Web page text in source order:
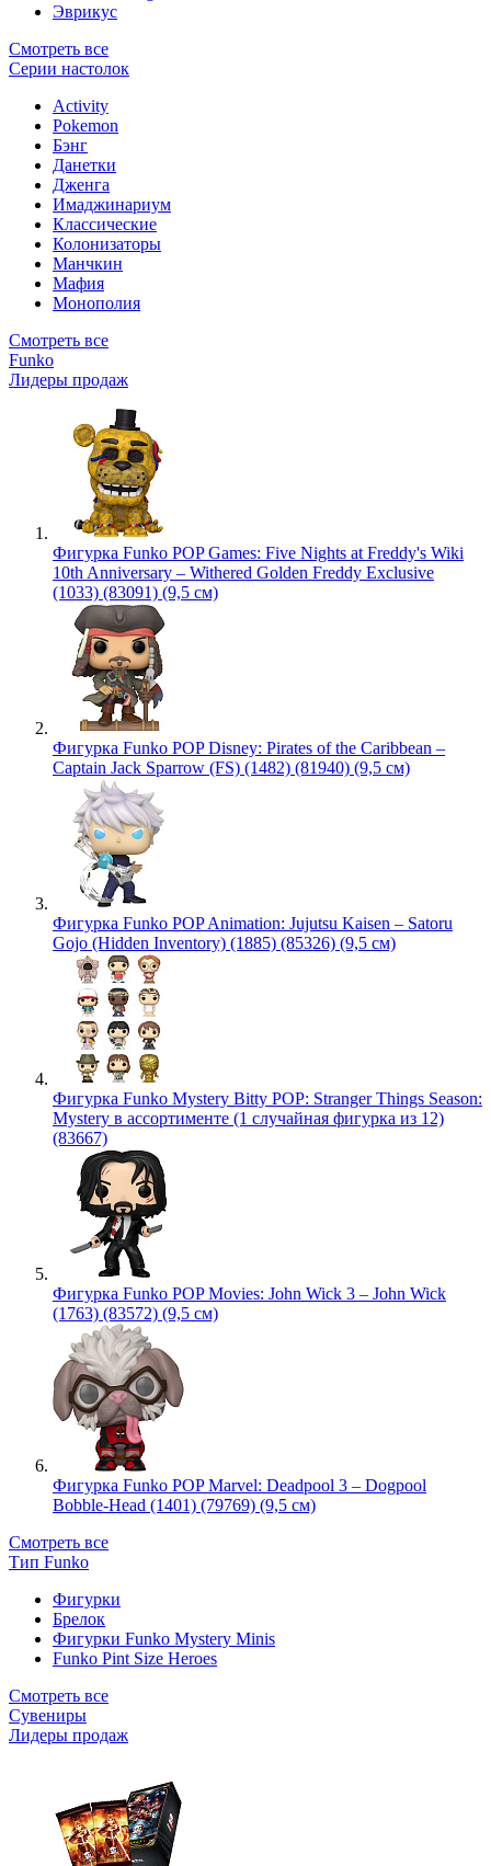
Эврикус
Смотреть все
Серии настолок
Activity
Pokemon
Бэнг
Данетки
Дженга
Имаджинариум
Классические
Колонизаторы
Манчкин
Мафия
Монополия
Смотреть все
Funko
Лидеры продаж
Фигурка Funko POP Games: Five Nights at Freddy's Wiki
10th Anniversary – Withered Golden Freddy Exclusive
(1033) (83091) (9,5 см)
Фигурка Funko POP Disney: Pirates of the Caribbean –
Captain Jack Sparrow (FS) (1482) (81940) (9,5 см)
Фигурка Funko POP Animation: Jujutsu Kaisen – Satoru
Gojo (Hidden Inventory) (1885) (85326) (9,5 см)
Фигурка Funko Mystery Bitty POP: Stranger Things Season:
Mystery в ассортименте (1 случайная фигурка из 12)
(83667)
Фигурка Funko POP Movies: John Wick 3 – John Wick
(1763) (83572) (9,5 см)
Фигурка Funko POP Marvel: Deadpool 3 – Dogpool
Bobble-Head (1401) (79769) (9,5 см)
Смотреть все
Тип Funko
Фигурки
Брелок
Фигурки Funko Mystery Minis
Funko Pint Size Heroes
Смотреть все
Сувениры
Лидеры продаж